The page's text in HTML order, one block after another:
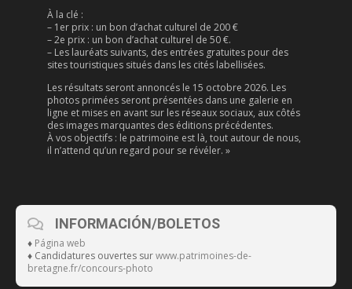
À la clé :
– 1er prix : un bon d’achat culturel de 200 €
– 2e prix : un bon d’achat culturel de 50 €.
– Les lauréats suivants, des entrées gratuites pour des
sites touristiques situés dans les cités labellisées.
Les résultats seront annoncés le 15 octobre 2026. Les
photos primées seront présentées dans une galerie en
ligne et mises en avant sur les réseaux sociaux, aux côtés
des images marquantes des éditions précédentes.
À vos objectifs : le patrimoine est là, tout autour de nous,
il n’attend qu’un regard pour se révéler. »
INFORMACIÓN/BOLETOS
♦ Página web
♦ Candidatures ouvertes surwww.patrimoines-de-
bretagne.fr/concours-photo